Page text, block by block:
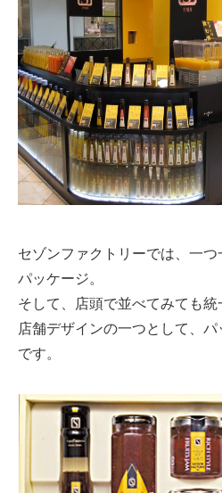
セゾンファクトリーでは、一
パッケージ。
そして、店頭で並べてみても統
店舗デザインの一つとして、
です。